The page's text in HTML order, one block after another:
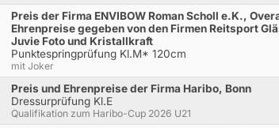
Preis der Firma ENVIBOW Roman Scholl e.K.,
Ehrenpreise gegeben von den Firmen Reitsport
Juvie Foto und Kristallkraft
Punktespringprüfung Kl.M* 120cm
mit Joker
Preis und Ehrenpreise der Firma Haribo, Bonn
Dressurprüfung Kl.E
Qualifikation zum Haribo-Cup 2026 U21